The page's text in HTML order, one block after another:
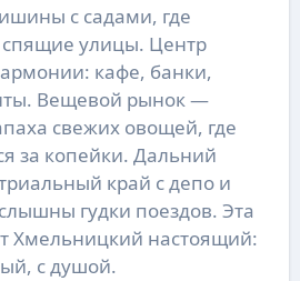
с садами, где
улицы. Центр
кафе, банки,
Вещевой рынок —
свежих овощей, где
за копейки. Дальний
край с депо и
гудки поездов. Эта
Хмельницкий настоящий:
с душой.